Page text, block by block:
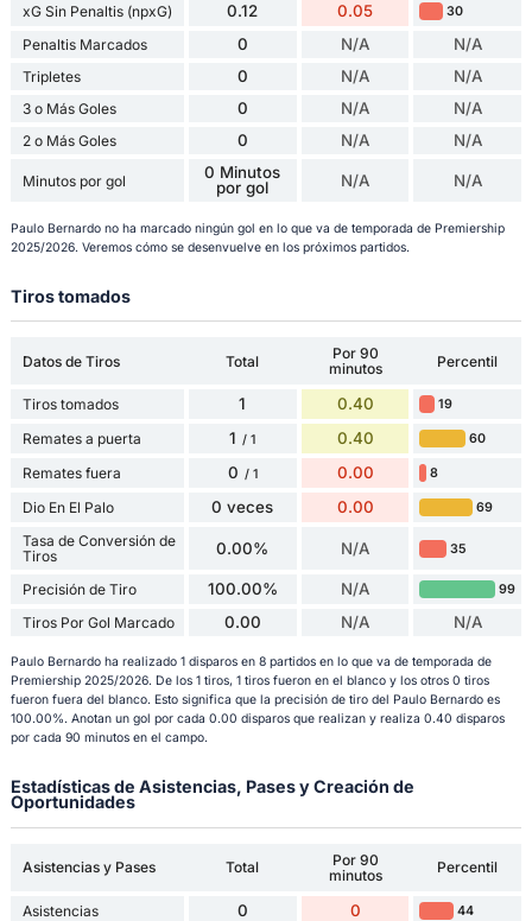
xG Sin Penaltis (npxG) 0.12 0.05 30
Penaltis Marcados 0 N/A N/A
Tripletes 0 N/A N/A
3 o Más Goles 0 N/A N/A
2 o Más Goles 0 N/A N/A
Minutos por gol
0 Minutos
por gol
N/A N/A
Paulo Bernardo no ha marcado ningún gol en lo que va de temporada de Premiership
2025/2026. Veremos cómo se desenvuelve en los próximos partidos.
Tiros tomados
Datos de Tiros Total
Por 90
minutos
Percentil
Tiros tomados 1 0.40 19
Remates a puerta 1 / 1 0.40 60
Remates fuera 0 / 1 0.00 8
Dio En El Palo 0 veces 0.00 69
Tasa de Conversión de
Tiros
0.00% N/A 35
Precisión de Tiro 100.00% N/A 99
Tiros Por Gol Marcado 0.00 N/A N/A
Paulo Bernardo ha realizado 1 disparos en 8 partidos en lo que va de temporada de
Premiership 2025/2026. De los 1 tiros, 1 tiros fueron en el blanco y los otros 0 tiros
fueron fuera del blanco. Esto significa que la precisión de tiro del Paulo Bernardo es
100.00%. Anotan un gol por cada 0.00 disparos que realizan y realiza 0.40 disparos
por cada 90 minutos en el campo.
Estadísticas de Asistencias, Pases y Creación de
Oportunidades
Asistencias y Pases Total
Por 90
minutos
Percentil
Asistencias 0 0 44